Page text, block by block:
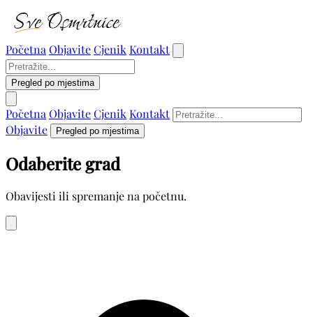
Početna ObjaviteCjenik Kontakt
Pregled po mjestima
Početna ObjaviteCjenik Kontakt
Objavite
Pregled po mjestima
Odaberite grad
Obavijesti ili spremanje na početnu.